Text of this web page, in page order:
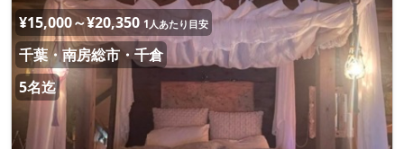
¥15,000～¥20,350 1人あたり目安
千葉・南房総市・千倉
5名迄